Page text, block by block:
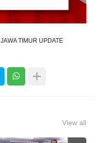
JAWA TIMUR UPDATE
View all